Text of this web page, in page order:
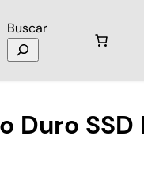
Buscar
Duro SSD